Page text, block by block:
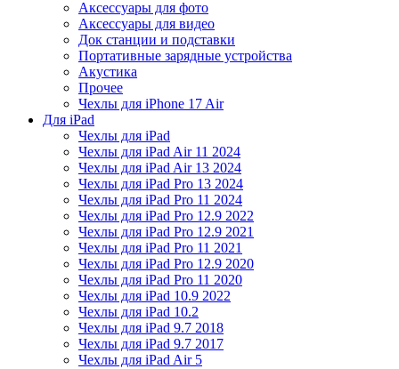
Аксессуары для фото
Аксессуары для видео
Док станции и подставки
Портативные зарядные устройства
Акустика
Прочее
Чехлы для iPhone 17 Air
Для iPad
Чехлы для iPad
Чехлы для iPad Air 11 2024
Чехлы для iPad Air 13 2024
Чехлы для iPad Pro 13 2024
Чехлы для iPad Pro 11 2024
Чехлы для iPad Pro 12.9 2022
Чехлы для iPad Pro 12.9 2021
Чехлы для iPad Pro 11 2021
Чехлы для iPad Pro 12.9 2020
Чехлы для iPad Pro 11 2020
Чехлы для iPad 10.9 2022
Чехлы для iPad 10.2
Чехлы для iPad 9.7 2018
Чехлы для iPad 9.7 2017
Чехлы для iPad Air 5